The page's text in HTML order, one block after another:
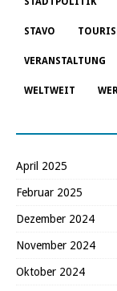
STAVO
VERANSTALTUNG
WELTWEIT
April 2025
Februar 2025
Dezember 2024
November 2024
Oktober 2024